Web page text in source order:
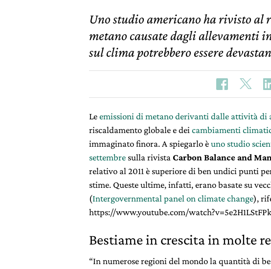
Uno studio americano ha rivisto al
metano causate dagli allevamenti
sul clima potrebbero essere
Leemissioni di metano derivanti dalle attività di
riscaldamento globale e dei cambiamenti
immaginato finora. A spiegarlo èuno studio
settembre sulla rivista Carbon Balance and
relativo al 2011 è superiore di ben undici punti
stime. Queste ultime, infatti, erano basate su
(Intergovernmental panel on climate change),
https://www.youtube.com/watch?v=5e2H1LStFPk
Bestiame in crescita in molte
“In numerose regioni del mondo la quantità di